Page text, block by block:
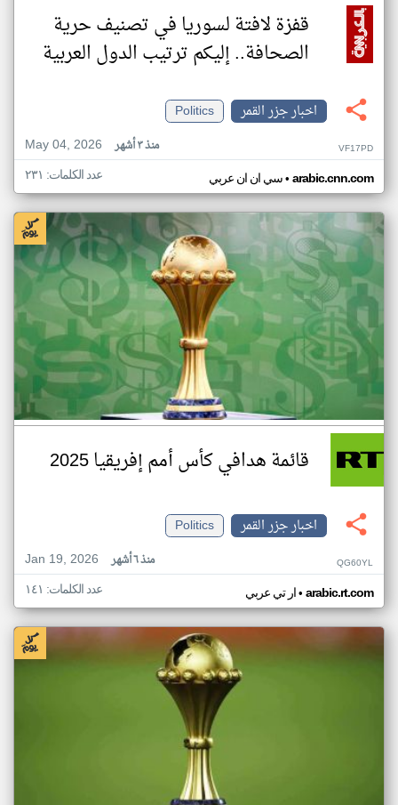
قفزة لافتة لسوريا في تصنيف حرية
الصحافة.. إليكم ترتيب الدول العربية
اخبار جزر القمر
Politics
May 04, 2026
منذ ٣ أشهر VF17PD
سي ان ان عربي• arabic.cnn.com عدد الكلمات: ٢٣١
قائمة هدافي كأس أمم إفريقيا 2025
اخبار جزر القمر
Politics
Jan 19, 2026
منذ ٦ أشهر QG60YL
ار تي عربي• arabic.rt.com عدد الكلمات: ١٤١